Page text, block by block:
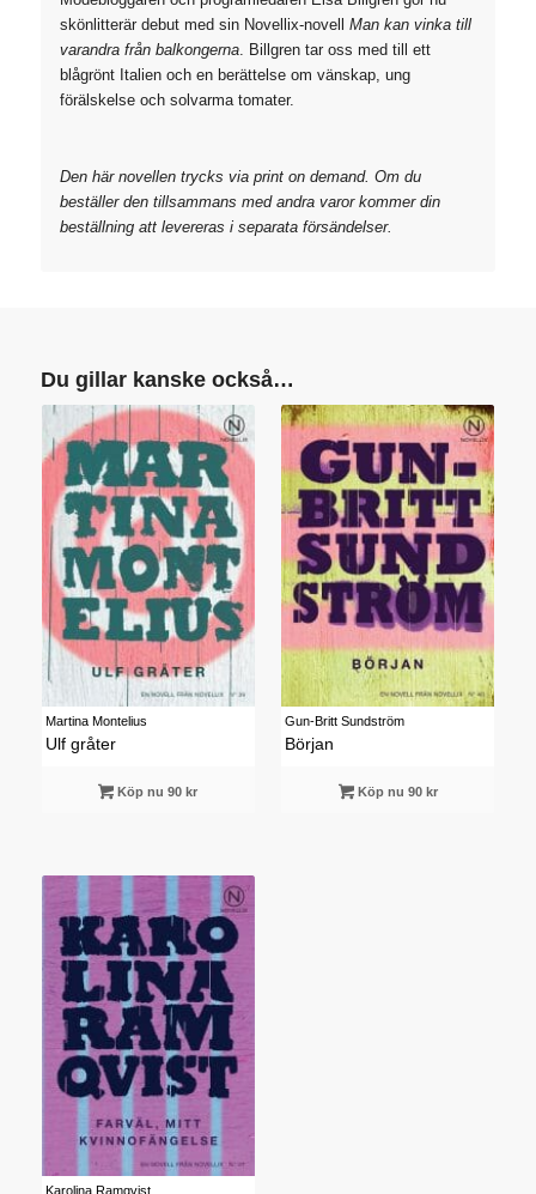
skönlitterär debut med sin Novellix-novell Man kan vinka till
varandra från balkongerna. Billgren tar oss med till ett
blågrönt Italien och en berättelse om vänskap, ung
förälskelse och solvarma tomater.
Den här novellen trycks via print on demand. Om du
beställer den tillsammans med andra varor kommer din
beställning att levereras i separata försändelser.
Du gillar kanske också…
Martina Montelius
Ulf gråter
Köp nu 90 kr
Gun-Britt Sundström
Början
Köp nu 90 kr
Karolina Ramqvist